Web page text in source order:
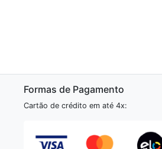
Formas de Pagamento
Cartão de crédito em até 4x: